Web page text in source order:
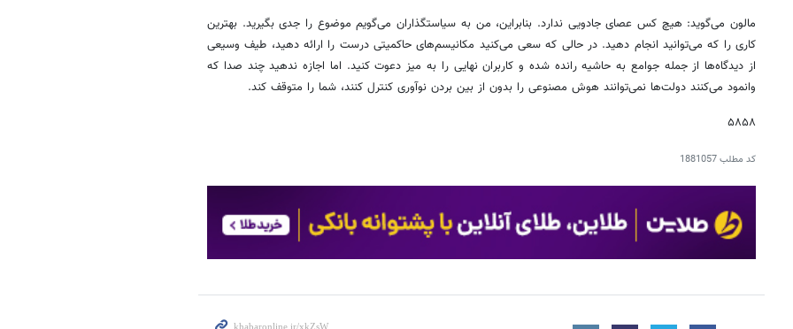
مالون می‌گوید: هیچ کس عصای جادویی ندارد. بنابراین، من به سیاستگذاران می‌گویم موضوع را جدی بگیرید. بهترین
کاری را که می‌توانید انجام دهید. در حالی که سعی می‌کنید مکانیسم‌های حاکمیتی درست را ارائه دهید، طیف وسیعی
از دیدگاه‌ها از جمله جوامع به حاشیه رانده شده و کاربران نهایی را به میز دعوت کنید. اما اجازه ندهید چند صدا که
وانمود می‌کنند دولت‌ها نمی‌توانند هوش مصنوعی را بدون از بین بردن نوآوری کنترل کنند، شما را متوقف کند.
۵۸۵۸
کد مطلب1881057